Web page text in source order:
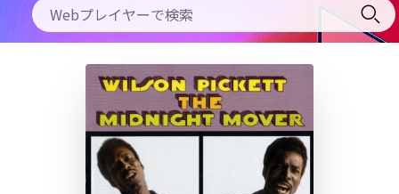
使い方
初回30日間無料お試し
ご契約内容の確認・変更